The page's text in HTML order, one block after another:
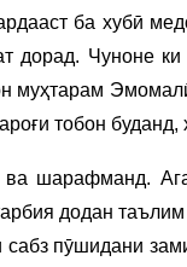
ба хубӣ
дорад. Чуноне ки
муҳтарам
тобон буданд,
ва шарафманд.
додан
сабз пӯшидани